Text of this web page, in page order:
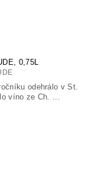
0,75L
odehrálo v St.
víno ze Ch. ...